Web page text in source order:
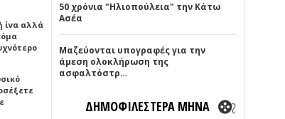
ίνα αλλά
50 χρόνια "Ηλιοπούλεια" την Κάτω
Ασέα
Μαζεύονται υπογραφές για την
άμεση ολοκλήρωση της
ασφαλτόστρ…
ΔΗΜΟΦΙΛΕΣΤΕΡΑ ΜΗΝΑ